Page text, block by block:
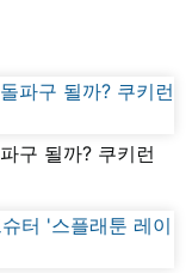
구 될까? 쿠키런